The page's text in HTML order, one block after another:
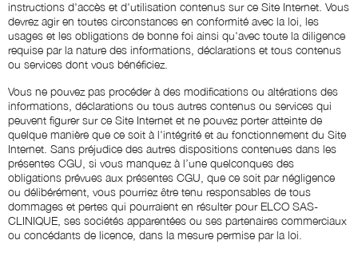
instructions d'accès et d'utilisation contenus sur ce Site Internet. Vous
devrez agir en toutes circonstances en conformité avec la loi, les
usages et les obligations de bonne foi ainsi qu'avec toute la diligence
requise par la nature des informations, déclarations et tous contenus
ou services dont vous bénéficiez.
Vous ne pouvez pas procéder à des modifications ou altérations des
informations, déclarations ou tous autres contenus ou services qui
peuvent figurer sur ce Site Internet et ne pouvez porter atteinte de
quelque manière que ce soit à l'intégrité et au fonctionnement du Site
Internet. Sans préjudice des autres dispositions contenues dans les
présentes CGU, si vous manquez à l’une quelconques des
obligations prévues aux présentes CGU, que ce soit par négligence
ou délibérément, vous pourriez être tenu responsables de tous
dommages et pertes qui pourraient en résulter pour ELCO SAS-
CLINIQUE, ses sociétés apparentées ou ses partenaires commerciaux
ou concédants de licence, dans la mesure permise par la loi.